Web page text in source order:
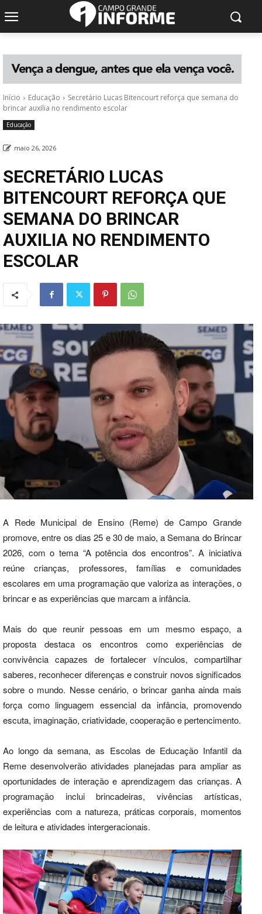
Início Educação
Secretário Lucas Bitencourt reforça que semana do
brincar auxilia no rendimento escolar
Educação
maio 26, 2026
SECRETÁRIO LUCAS
BITENCOURT REFORÇA QUE
SEMANA DO BRINCAR
AUXILIA NO RENDIMENTO
ESCOLAR
A Rede Municipal de Ensino (Reme) de Campo Grande
promove, entre os dias 25 e 30 de maio, a Semana do Brincar
2026, com o tema “A potência dos encontros”. A iniciativa
reúne crianças, professores, famílias e comunidades
escolares em uma programação que valoriza as interações, o
brincar e as experiências que marcam a infância.
Mais do que reunir pessoas em um mesmo espaço, a
proposta destaca os encontros como experiências de
convivência capazes de fortalecer vínculos, compartilhar
saberes, reconhecer diferenças e construir novos significados
sobre o mundo. Nesse cenário, o brincar ganha ainda mais
força como linguagem essencial da infância, promovendo
escuta, imaginação, criatividade, cooperação e pertencimento.
Ao longo da semana, as Escolas de Educação Infantil da
Reme desenvolverão atividades planejadas para ampliar as
oportunidades de interação e aprendizagem das crianças. A
programação inclui brincadeiras, vivências artísticas,
experiências com a natureza, práticas corporais, momentos
de leitura e atividades intergeracionais.